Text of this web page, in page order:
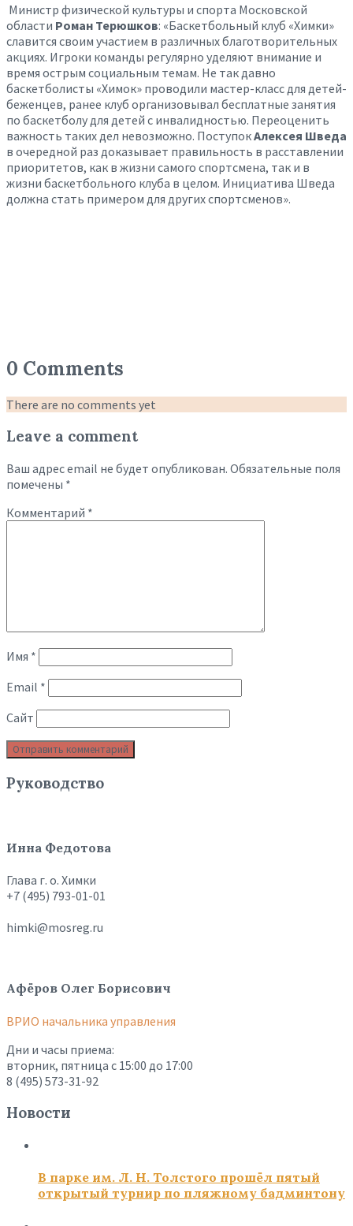
Министр физической культуры и спорта Московской
области Роман Терюшков: «Баскетбольный клуб «Химки»
славится своим участием в различных благотворительных
акциях. Игроки команды регулярно уделяют внимание и
время острым социальным темам. Не так давно
баскетболисты «Химок» проводили мастер-класс для детей-
беженцев, ранее клуб организовывал бесплатные занятия
по баскетболу для детей с инвалидностью. Переоценить
важность таких дел невозможно. ПоступокАлексея Шведа
в очередной раз доказывает правильность в расставлении
приоритетов, как в жизни самого спортсмена, так и в
жизни баскетбольного клуба в целом. Инициатива Шведа
должна стать примером для других спортсменов».
0 Comments
There are no comments yet
Leave a comment
Ваш адрес email не будет опубликован. Обязательные поля
помечены *
Комментарий *
Имя *
Email *
Сайт
Руководство
Инна Федотова
Глава г. о. Химки
+7 (495) 793-01-01
himki@mosreg.ru
Афёров Олег Борисович
ВРИО начальника управления
Дни и часы приема:
вторник, пятница с 15:00 до 17:00
8 (495) 573-31-92
Новости
В парке им. Л. Н. Толстого прошёл пятый
открытый турнир по пляжному бадминтону